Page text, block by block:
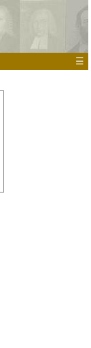
☰